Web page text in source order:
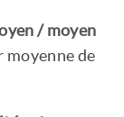
/ moyen
moyenne de